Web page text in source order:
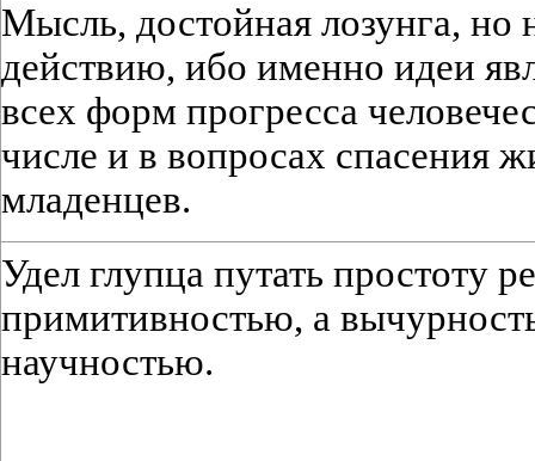
Мысль, достойная лозунга, но
действию, ибо именно идеи
всех форм прогресса
числе и в вопросах спасения
младенцев.
Удел глупца путать простоту
примитивностью, а
научностью.